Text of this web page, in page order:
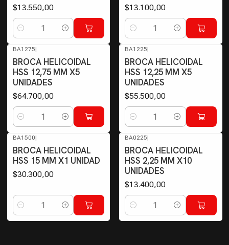
$13.550,00
Cantidad
$13.100,00
Cantidad
BA1275|
BROCA HELICOIDAL
HSS 12,75 MM X5
UNIDADES
$64.700,00
Cantidad
BA1225|
BROCA HELICOIDAL
HSS 12,25 MM X5
UNIDADES
$55.500,00
Cantidad
BA1500|
BROCA HELICOIDAL
HSS 15 MM X1 UNIDAD
$30.300,00
Cantidad
BA0225|
BROCA HELICOIDAL
HSS 2,25 MM X10
UNIDADES
$13.400,00
Cantidad